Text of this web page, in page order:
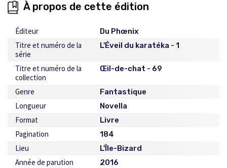
À propos de cette édition
Éditeur Du Phœnix
Titre et numéro de la
série
L'Éveil du karatéka - 1
Titre et numéro de la
collection
Œil-de-chat - 69
Genre Fantastique
Longueur Novella
Format Livre
Pagination 184
Lieu L'Île-Bizard
Année de parution 2016